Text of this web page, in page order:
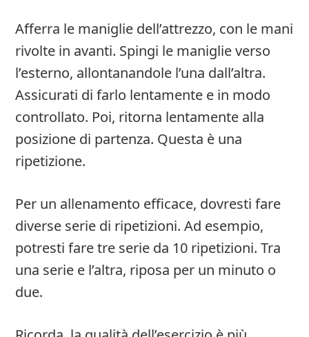
Afferra le maniglie dell’attrezzo, con le mani
rivolte in avanti. Spingi le maniglie verso
l’esterno, allontanandole l’una dall’altra.
Assicurati di farlo lentamente e in modo
controllato. Poi, ritorna lentamente alla
posizione di partenza. Questa è una
ripetizione.
Per un allenamento efficace, dovresti fare
diverse serie di ripetizioni. Ad esempio,
potresti fare tre serie da 10 ripetizioni. Tra
una serie e l’altra, riposa per un minuto o
due.